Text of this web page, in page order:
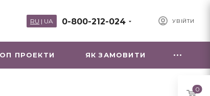
УВІЙТИ
0-800-212-024
RU | UA
ПРОЕКТИ ЯК ЗАМОВИТИ
0